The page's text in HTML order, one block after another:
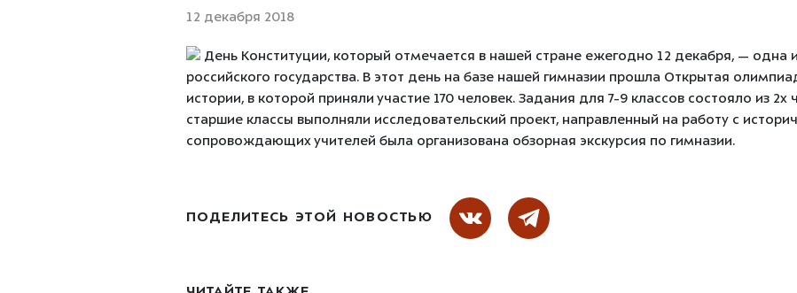
12 декабря 2018
День Конституции, который отмечается в нашей стране ежегодно 12 декабря, — одна
российского государства. В этот день на базе нашей гимназии прошла Открытая
истории, в которой приняли участие 170 человек. Задания для 7-9 классов состояло из 2х
старшие классы выполняли исследовательский проект, направленный на работу с
сопровождающих учителей была организована обзорная экскурсия по гимназии.
ПОДЕЛИТЕСЬ ЭТОЙ НОВОСТЬЮ